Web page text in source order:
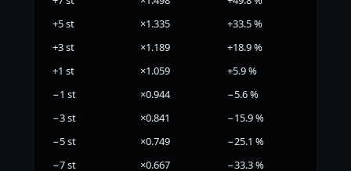
+5 st
×1.335
+33.5 %
+3 st
×1.189
+18.9 %
+1 st
×1.059
+5.9 %
−1 st
×0.944
−5.6 %
−3 st
×0.841
−15.9 %
−5 st
×0.749
−25.1 %
−7 st
×0.667
−33.3 %